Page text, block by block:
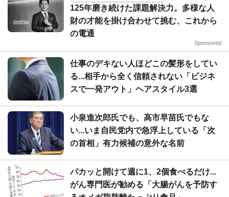
125年磨き続けた課題解決力。多様な人
財の才能を掛け合わせて挑む、これから
の電通
Sponsored
仕事のデキない人ほどこの髪形をしてい
る...相手から全く信頼されない「ビジネ
スで一発アウト」ヘアスタイル3選
小泉進次郎氏でも、高市早苗氏でもな
い...いま自民党内で急浮上している「次
の首相」有力候補の意外な名前
パカッと開けて週に1、2個食べるだけ...
がん専門医が勧める「大腸がんを予防す